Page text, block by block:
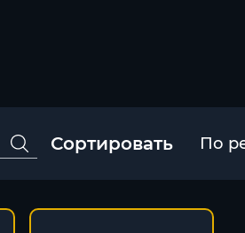
Сортировать По